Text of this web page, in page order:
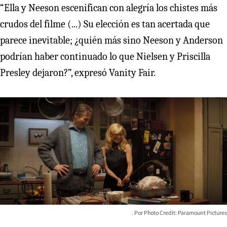
“Ella y Neeson escenifican con alegría los chistes más
crudos del filme (...) Su elección es tan acertada que
parece inevitable; ¿quién más sino Neeson y Anderson
podrían haber continuado lo que Nielsen y Priscilla
Presley dejaron?”, expresó Vanity Fair.
Photo Credit: Paramount Pictures